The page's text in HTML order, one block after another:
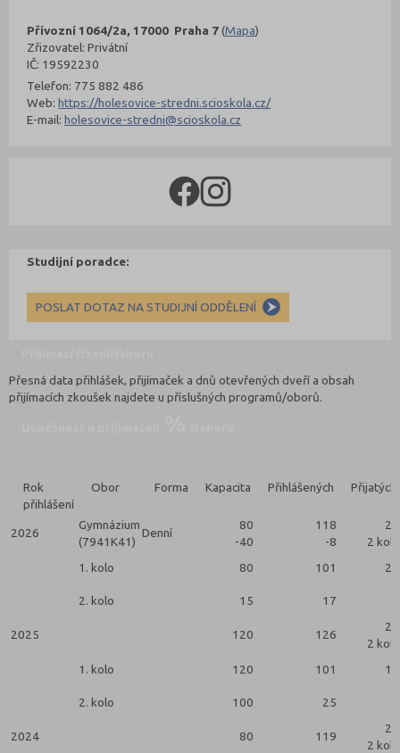
Přívozní 1064/2a, 17000 Praha 7(Mapa)
Zřizovatel: Privátní
IČ: 19592230
Telefon: 775 882 486
Web:https://holesovice-stredni.scioskola.cz/
E-mail:holesovice-stredni@scioskola.cz
Studijní poradce:
POSLAT DOTAZ NA STUDIJNÍ ODDĚLENÍ
Přesná data přihlášek, přijímaček a dnů otevřených dveří a obsah
přijímacích zkoušek najdete u příslušných programů/oborů.
Rok
přihlášení
Obor Forma Kapacita Přihlášených Přijatých
2026
Gymnázium
(7941K41)
Denní
80
-40
118
-8
25
2 kola
1. kolo
80 101 21
2. kolo 15 17
2025 120 126
21
2 kola
1. kolo
120 101 16
2. kolo 100 25
2024 80 119
28
2 kola